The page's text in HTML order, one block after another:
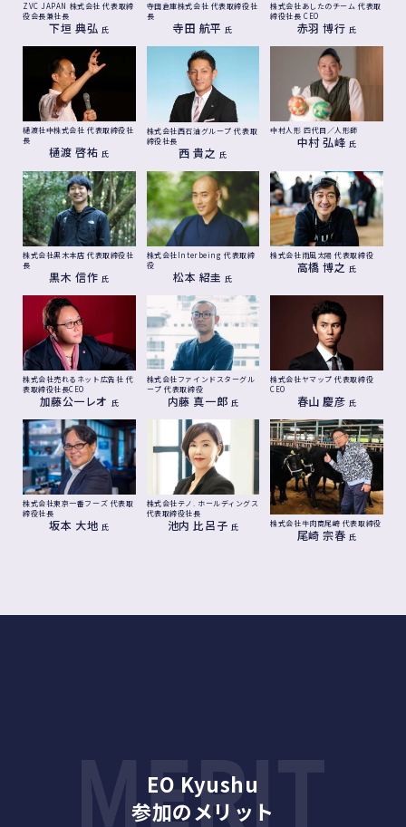
ZVC JAPAN 株式会社 代表取締
役会長兼社長
下垣 典弘 氏
寺田倉庫株式会社 代表取締役社
長
寺田 航平 氏
株式会社あしたのチーム 代表取
締役社長 CEO
赤羽 博行 氏
樋渡社中株式会社 代表取締役社
長
樋渡 啓祐 氏
株式会社西石油グループ 代表取
締役社長
西 貴之 氏
中村人形 四代目／人形師
中村 弘峰 氏
株式会社黒木本店 代表取締役社
長
黒木 信作 氏
株式会社Interbeing 代表取締
役
松本 紹圭 氏
株式会社雨風太陽 代表取締役
高橋 博之 氏
株式会社売れるネット広告社 代
表取締役社長CEO
加藤公一レオ 氏
株式会社ファインドスターグル
ープ 代表取締役
内藤 真一郎 氏
株式会社ヤマップ 代表取締役
CEO
春山 慶彦 氏
株式会社東京一番フーズ 代表取
締役社長
坂本 大地 氏
株式会社テノ. ホールディングス
代表取締役社長
池内 比呂子 氏 株式会社牛肉商尾崎 代表取締役
尾崎 宗春 氏
EO Kyushu
参加のメリット